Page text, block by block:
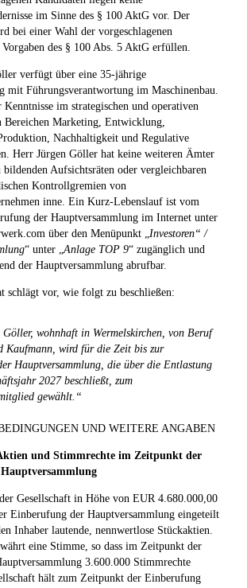
im Sinne des § 100 AktG vor. Der
bei einer Wahl der vorgeschlagenen
des § 100 Abs. 5 AktG erfüllen.
verfügt über eine 35-jährige
mit Führungsverantwortung im Maschinenbau.
im strategischen und operativen
Bereichen Marketing, Entwicklung,
Nachhaltigkeit und Regulative
Herr Jürgen Göller hat keine weiteren Ämter
bildenden Aufsichtsräten oder vergleichbaren
Kontrollgremien von
inne. Ein Kurz-Lebenslauf ist vom
der Hauptversammlung im Internet unter
über den Menüpunkt „ Investoren“ /
“ unter „ Anlage TOP 9“ zugänglich und
der Hauptversammlung abrufbar.
schlägt vor, wie folgt zu beschließen:
Göller, wohnhaft in Wermelskirchen, von Beruf
Kaufmann, wird für die Zeit bis zur
Hauptversammlung, die über die Entlastung
2027 beschließt, zum
gewählt.“
UND WEITERE ANGABEN
und Stimmrechte im Zeitpunkt der
Gesellschaft in Höhe von EUR 4.680.000,00
Einberufung der Hauptversammlung eingeteilt
Inhaber lautende, nennwertlose Stückaktien.
eine Stimme, so dass im Zeitpunkt der
3.600.000 Stimmrechte
hält zum Zeitpunkt der Einberufung